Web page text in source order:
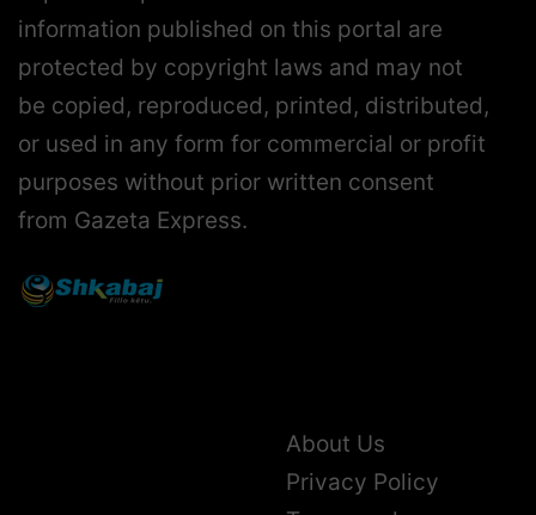
information published on this portal are
protected by copyright laws and may not
be copied, reproduced, printed, distributed,
or used in any form for commercial or profit
purposes without prior written consent
from Gazeta Express.
About Us
Privacy Policy